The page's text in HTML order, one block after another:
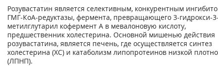
Розувастатин является селективным, конкурентным
ГМГ-КоА-редуктазы, фермента, превращающего 3-гидрокси-
метилглутарил кофермент А в мевалоновую кислоту,
предшественник холестерина. Основной мишенью действия
розувастатина, является печень, где осуществляется синтез
холестерина (ХС) и катаболизм липопротеинов низкой
(ЛПНП).